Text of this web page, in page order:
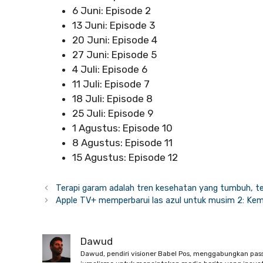
6 Juni: Episode 2
13 Juni: Episode 3
20 Juni: Episode 4
27 Juni: Episode 5
4 Juli: Episode 6
11 Juli: Episode 7
18 Juli: Episode 8
25 Juli: Episode 9
1 Agustus: Episode 10
8 Agustus: Episode 11
15 Agustus: Episode 12
Terapi garam adalah tren kesehatan yang tumbuh,
Apple TV+ memperbarui las azul untuk musim 2:
Dawud
Dawud, pendiri visioner Babel Pos, menggabungkan